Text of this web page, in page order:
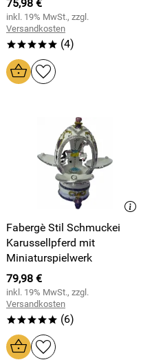
75,98 €
inkl. 19% MwSt., zzgl.
Versandkosten
***** (4)
Fabergè Stil Schmuckei
Karussellpferd mit
Miniaturspielwerk
79,98 €
inkl. 19% MwSt., zzgl.
Versandkosten
***** (6)